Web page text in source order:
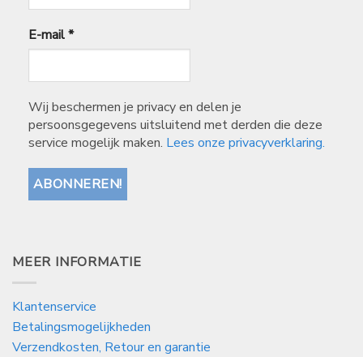
E-mail*
Wij beschermen je privacy en delen je
persoonsgegevens uitsluitend met derden die deze
service mogelijk maken. Lees onze privacyverklaring.
MEER INFORMATIE
Klantenservice
Betalingsmogelijkheden
Verzendkosten, Retour en garantie